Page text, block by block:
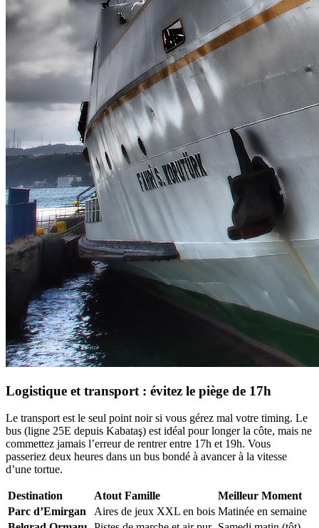
Logistique et transport : évitez le piège de 17h
Le transport est le seul point noir si vous gérez mal votre timing. Le
bus (ligne 25E depuis Kabataş) est idéal pour longer la côte, mais ne
commettez jamais l’erreur de rentrer entre 17h et 19h. Vous
passeriez deux heures dans un bus bondé à avancer à la vitesse
d’une tortue.
Destination Atout Famille
Meilleur Moment
Parc d’Emirgan
Aires de jeux XXL en bois Matinée en semaine